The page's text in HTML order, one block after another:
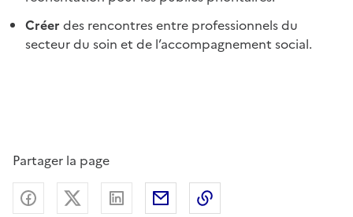
Créer des rencontres entre professionnels du
secteur du soin et de l’accompagnement social.
Partager la page
Partager sur Facebook
Partager sur X (anciennement Twitter) -
Partager sur LinkedIn
Partager par email